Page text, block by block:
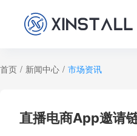
首页 / 新闻中心 / 市场资讯
直播电商App邀请